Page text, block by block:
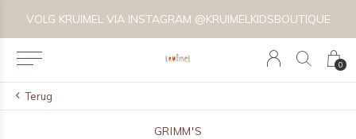
0
VOLG KRUIMEL VIA INSTAGRAM @KRUIMELKIDSBOUTIQUE
Terug
GRIMM'S